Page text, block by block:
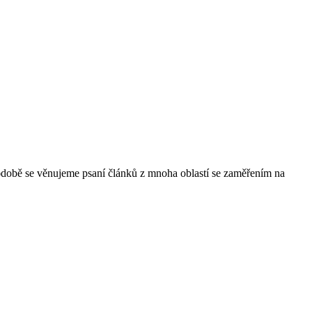
se věnujeme psaní článků z mnoha oblastí se zaměřením na